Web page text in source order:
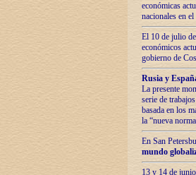
económicas
nacionales en
El 10 de julio
económicos
gobierno de
Rusia y
La presente
serie de
basada en los
la “nueva
En San
mundo
13 y 14 de